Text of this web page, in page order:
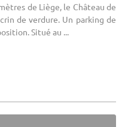
de Liège, le Château de
de verdure. Un parking de
Situé au ...